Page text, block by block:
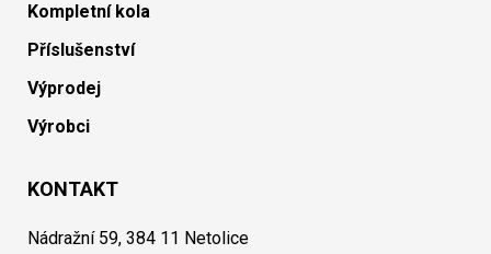
Kompletní kola
Příslušenství
Výprodej
Výrobci
KONTAKT
Nádražní 59, 384 11 Netolice